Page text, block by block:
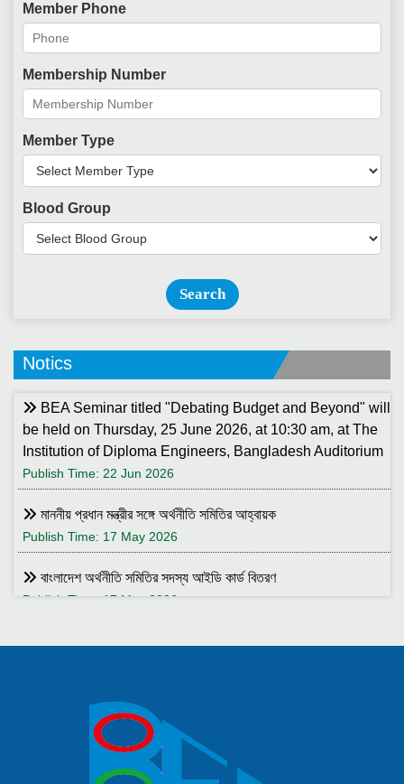
Member Phone
Membership Number
Member Type
Blood Group
Search
Notics
BEA Seminar titled "Debating Budget and Beyond" will
be held on Thursday, 25 June 2026, at 10:30 am, at The
Institution of Diploma Engineers, Bangladesh Auditorium
Publish Time: 22 Jun 2026
মাননীয় প্রধান মন্ত্রীর সঙ্গে অর্থনীতি সমিতির আহ্বায়ক
Publish Time: 17 May 2026
বাংলাদেশ অর্থনীতি সমিতির সদস্য আইডি কার্ড বিতরণ
Publish Time: 17 May 2026
Publish Time: 25 Jan 2026
বাংলাদেশ অর্থনীতি সমিতি ও জগন্নাথ বিশ্ববিদ্যালয় যৌথ আয়োজনে
লোকবক্তৃা ২১ জানুয়ারি ২০২৬